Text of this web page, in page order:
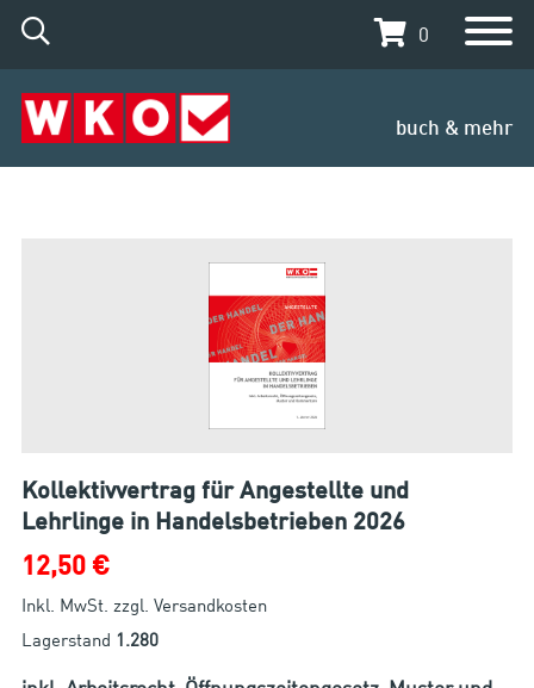
0
buch & mehr
Kollektivvertrag für Angestellte und
Lehrlinge in Handelsbetrieben 2026
12,50 €
Inkl. MwSt. zzgl. Versandkosten
Lagerstand 1.280